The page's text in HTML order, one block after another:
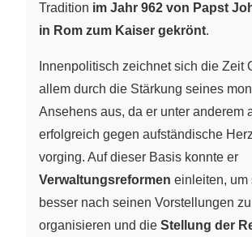
Tradition im Jahr 962 von Papst
in Rom zum Kaiser gekrönt.
Innenpolitisch zeichnet sich die Zeit
allem durch die Stärkung seines
Ansehens aus, da er unter anderem
erfolgreich gegen aufständische
vorging. Auf dieser Basis konnte er
Verwaltungsreformen einleiten, um
besser nach seinen Vorstellungen zu
organisieren und die Stellung der